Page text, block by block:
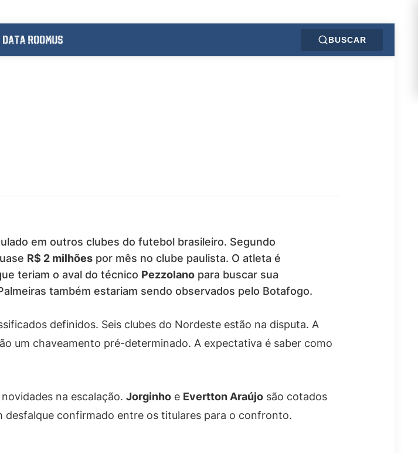
BUSCAR
em outros clubes do futebol brasileiro. Segundo
R$ 2 milhões por mês no clube paulista. O atleta é
teriam o aval do técnico Pezzolano para buscar sua
também estariam sendo observados pelo Botafogo.
definidos. Seis clubes do Nordeste estão na disputa. A
um chaveamento pré-determinado. A expectativa é saber como
na escalação. Jorginho e Evertton Araújo são cotados
confirmado entre os titulares para o confronto.